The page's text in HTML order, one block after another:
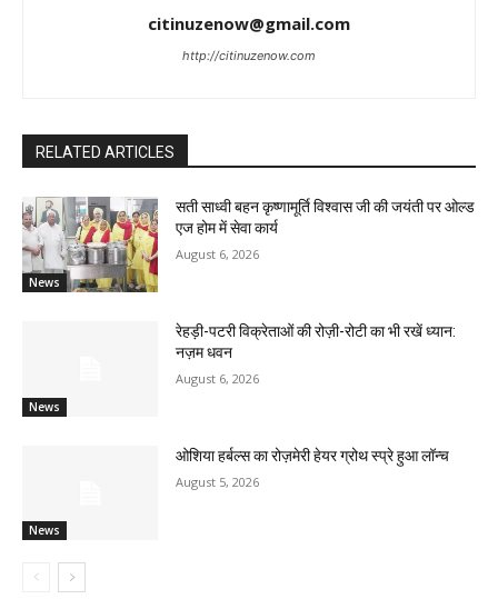
citinuzenow@gmail.com
http://citinuzenow.com
RELATED ARTICLES
News
सती साध्वी बहन कृष्णामूर्ति विश्वास जी की जयंती पर ओल्ड
एज होम में सेवा कार्य
August 6, 2026
News
रेहड़ी-पटरी विक्रेताओं की रोज़ी-रोटी का भी रखें ध्यान:
नज़म धवन
August 6, 2026
News
ओशिया हर्बल्स का रोज़मेरी हेयर ग्रोथ स्प्रे हुआ लॉन्च
August 5, 2026